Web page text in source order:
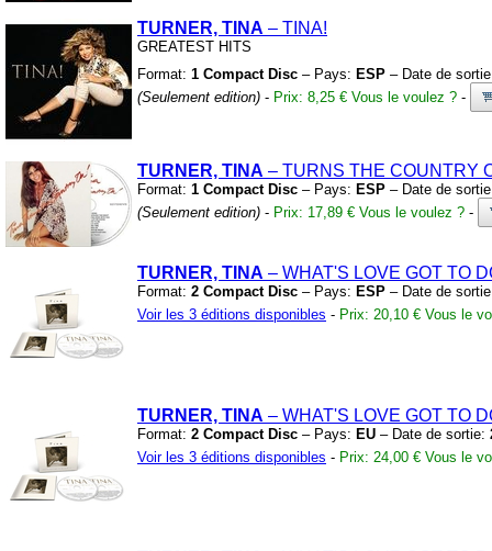
TURNER, TINA – TINA!
GREATEST HITS
Format: 1 Compact Disc – Pays: ESP – Date de
(Seulement edition) - Prix: 8,25 € Vous le voulez ? -
TURNER, TINA – TURNS THE COUNTRY
Format: 1 Compact Disc – Pays: ESP – Date de
(Seulement edition) - Prix: 17,89 € Vous le voulez ? -
TURNER, TINA – WHAT'S LOVE GOT TO
Format: 2 Compact Disc – Pays: ESP – Date de
Voir les 3 éditions disponibles - Prix: 20,10 € Vous le
TURNER, TINA – WHAT'S LOVE GOT TO
Format: 2 Compact Disc – Pays: EU – Date de sortie:
Voir les 3 éditions disponibles - Prix: 24,00 € Vous le